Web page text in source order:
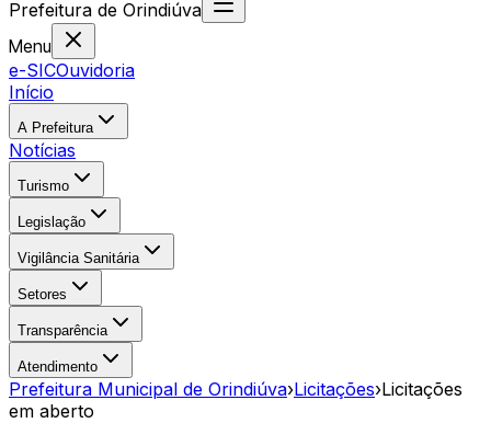
Prefeitura de Orindiúva
Menu
e-SICOuvidoria
Início
A Prefeitura
Notícias
Turismo
Legislação
Vigilância Sanitária
Setores
Transparência
Atendimento
Prefeitura Municipal de Orindiúva›Licitações›Licitações
em aberto